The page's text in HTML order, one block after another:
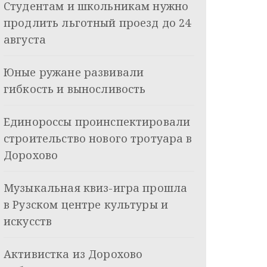
Студентам и школьникам нужно
продлить льготный проезд до 24
августа
Юные ружане развивали
гибкость и выносливость
Единороссы проинспектировали
строительство нового тротуара в
Дорохово
Музыкальная квиз-игра прошла
в Рузском центре культуры и
искусств
Активистка из Дорохово